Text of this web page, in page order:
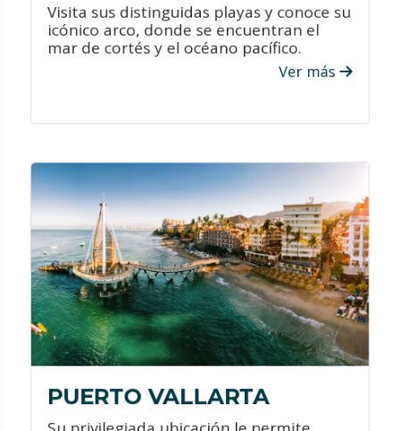
Visita sus distinguidas playas y conoce su
icónico arco, donde se encuentran el
mar de cortés y el océano pacífico.
Ver más
PUERTO VALLARTA
¿QUÉ HACER?
Maravíllate con sus espectaculares
playas y practica las distintas
actividades acuáticas que se realizan
en la ciudad.
Disfruta de festivales dedicados a
exaltar las tradiciones culinarias de
México.
Al caer el sol, visita las decenas de
bares, cafés y clubes nocturnos que se
despliegan por toda la ciudad.